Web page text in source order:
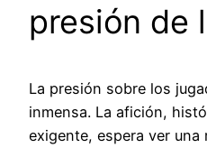
presión de
La presión sobre los
inmensa. La afición,
exigente, espera ver una